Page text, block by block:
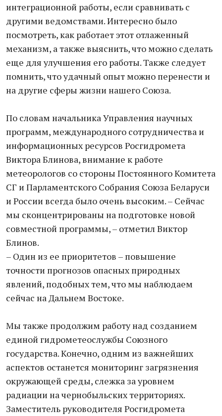
интеграционной работы, если сравнивать с
другими ведомствами. Интересно было
посмотреть, как работает этот отлаженный
механизм, а также выяснить, что можно сделать
еще для улучшения его работы. Также следует
помнить, что удачный опыт можно перенести и
на другие сферы жизни нашего Союза.
По словам начальника Управления научных
программ, международного сотрудничества и
информационных ресурсов Росгидромета
Виктора Блинова, внимание к работе
метеорологов со стороны Постоянного Комитета
СГ и Парламентского Собрания Союза Беларуси
и России всегда было очень высоким. – Сейчас
мы сконцентрированы на подготовке новой
совместной программы, – отметил Виктор
Блинов.
– Один из ее приоритетов – повышение
точности прогнозов опасных природных
явлений, подобных тем, что мы наблюдаем
сейчас на Дальнем Востоке.
Мы также продолжим работу над созданием
единой гидрометеослужбы Союзного
государства. Конечно, одним из важнейших
аспектов останется мониторинг загрязнения
окружающей среды, слежка за уровнем
радиации на чернобыльских территориях.
Заместитель руководителя Росгидромета